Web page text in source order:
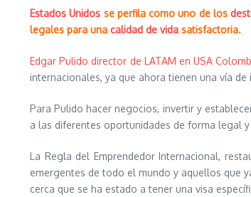
Estados Unidos se perfila como uno de los
legales para una calidad de vida satisfactoria.
Edgar Pulido director de LATAM en USA
internacionales, ya que ahora tienen una vía
Para Pulido hacer negocios, invertir y
a las diferentes oportunidades de forma legal
La Regla del Emprendedor Internacional,
emergentes de todo el mundo y aquellos que
cerca que se ha estado a tener una visa